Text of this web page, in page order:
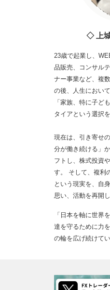
◇ 上
23歳で起業し、
品販売、コンサル
ナー事業など、複
の後、人生におい
「家族、特に子ど
タイアという選択
現在は、引き寄せ
分が働き続ける」
フトし、株式投資
す。 そして、複利
という現実を、自
思い、活動を再開し
「日本を軸に世界
達を守るために力
の輪を広げ続けて